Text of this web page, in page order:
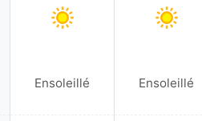
Ensoleillé Ensoleillé